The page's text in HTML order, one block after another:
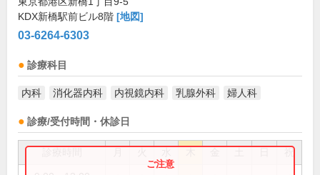
KDX新橋駅前ビル8階 [地図]
03-6264-6303
診療科目
内科 消化器内科 内視鏡内科 乳腺外科 婦人科
診療/受付時間・休診日
祝